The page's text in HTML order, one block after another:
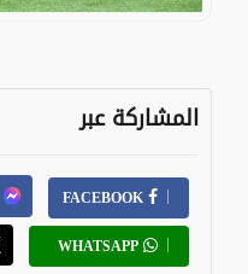
المشاركة عبر
FACEBOOK
WHATSAPP